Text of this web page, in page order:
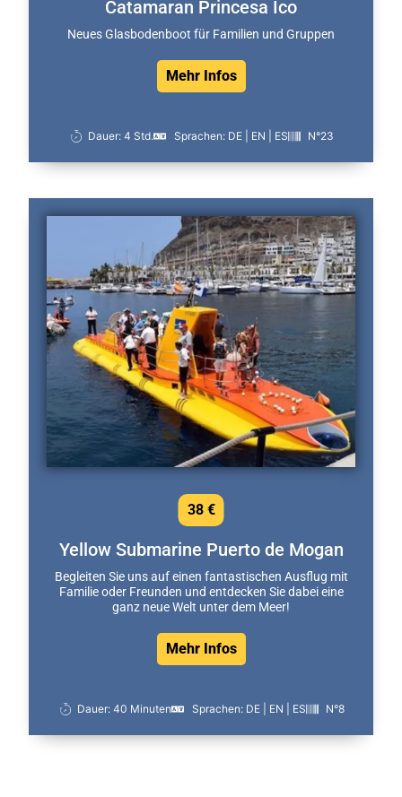
Catamaran Princesa Ico
Neues Glasbodenboot für Familien und Gruppen
Mehr Infos
Dauer: 4 Std. Sprachen: DE | EN | ES N°23
Yellow Submarine Puerto de Mogan
Begleiten Sie uns auf einen fantastischen Ausflug mit
Familie oder Freunden und entdecken Sie dabei eine
ganz neue Welt unter dem Meer!
Mehr Infos
38 €
Dauer: 40 Minuten Sprachen: DE | EN | ES N°8